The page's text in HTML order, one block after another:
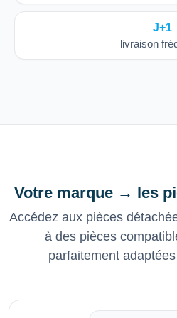
J+1
livraison
Votre marque → les
Accédez aux pièces
à des pièces
parfaitement